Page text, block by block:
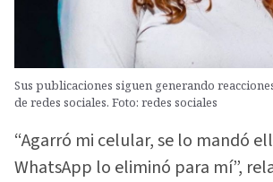
Sus publicaciones siguen generando
de redes sociales. Foto: redes sociales
“Agarró mi celular, se lo mandó
WhatsApp lo eliminó para mí”,